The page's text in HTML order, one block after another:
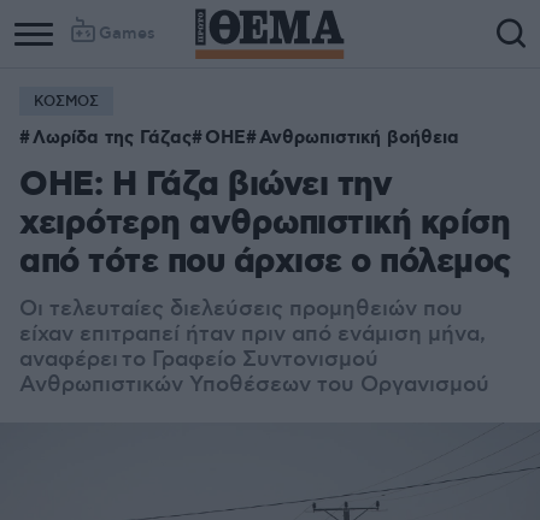
Games
ΚΟΣΜΟΣ
Λωρίδα της Γάζας ΟΗΕ Ανθρωπιστική βοήθεια
ΟΗΕ: Η Γάζα βιώνει την
χειρότερη ανθρωπιστική κρίση
από τότε που άρχισε ο πόλεμος
Οι τελευταίες διελεύσεις προμηθειών που
είχαν επιτραπεί ήταν πριν από ενάμιση μήνα,
αναφέρει το Γραφείο Συντονισμού
Ανθρωπιστικών Υποθέσεων του Οργανισμού